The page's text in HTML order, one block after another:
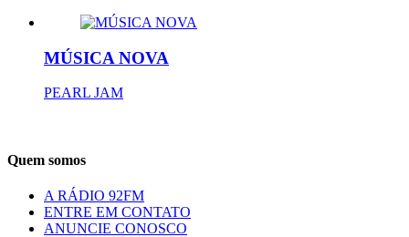
MÚSICA NOVA
PEARL JAM
Quem somos
A RÁDIO 92FM
ENTRE EM CONTATO
ANUNCIE CONOSCO